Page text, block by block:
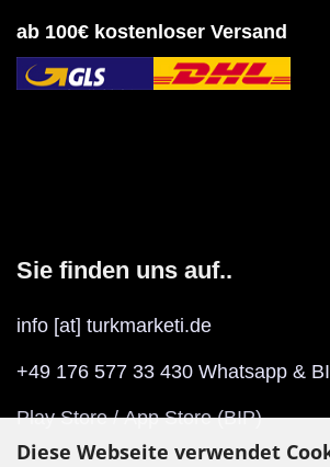
Diese Webseite verwendet
ab 100€ kostenloser Versand
Sie finden uns auf..
info [at] turkmarketi.de
+49 176 577 33 430 Whatsapp &
Play Store/App Store(BIP)